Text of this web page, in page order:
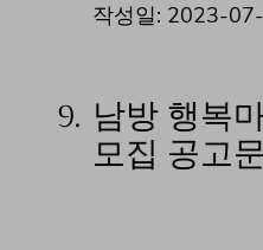
작성일: 2023-
9. 남방 행복
모집 공고문